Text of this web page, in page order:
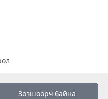
Зөвшөөрч байна